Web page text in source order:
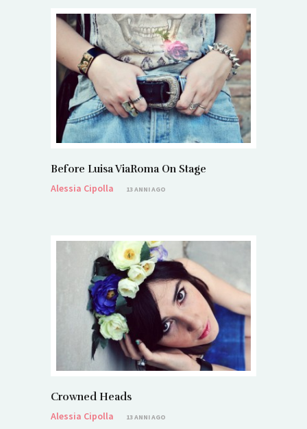
Before Luisa ViaRoma On Stage
Alessia Cipolla
13 ANNI AGO
Crowned Heads
Alessia Cipolla
13 ANNI AGO